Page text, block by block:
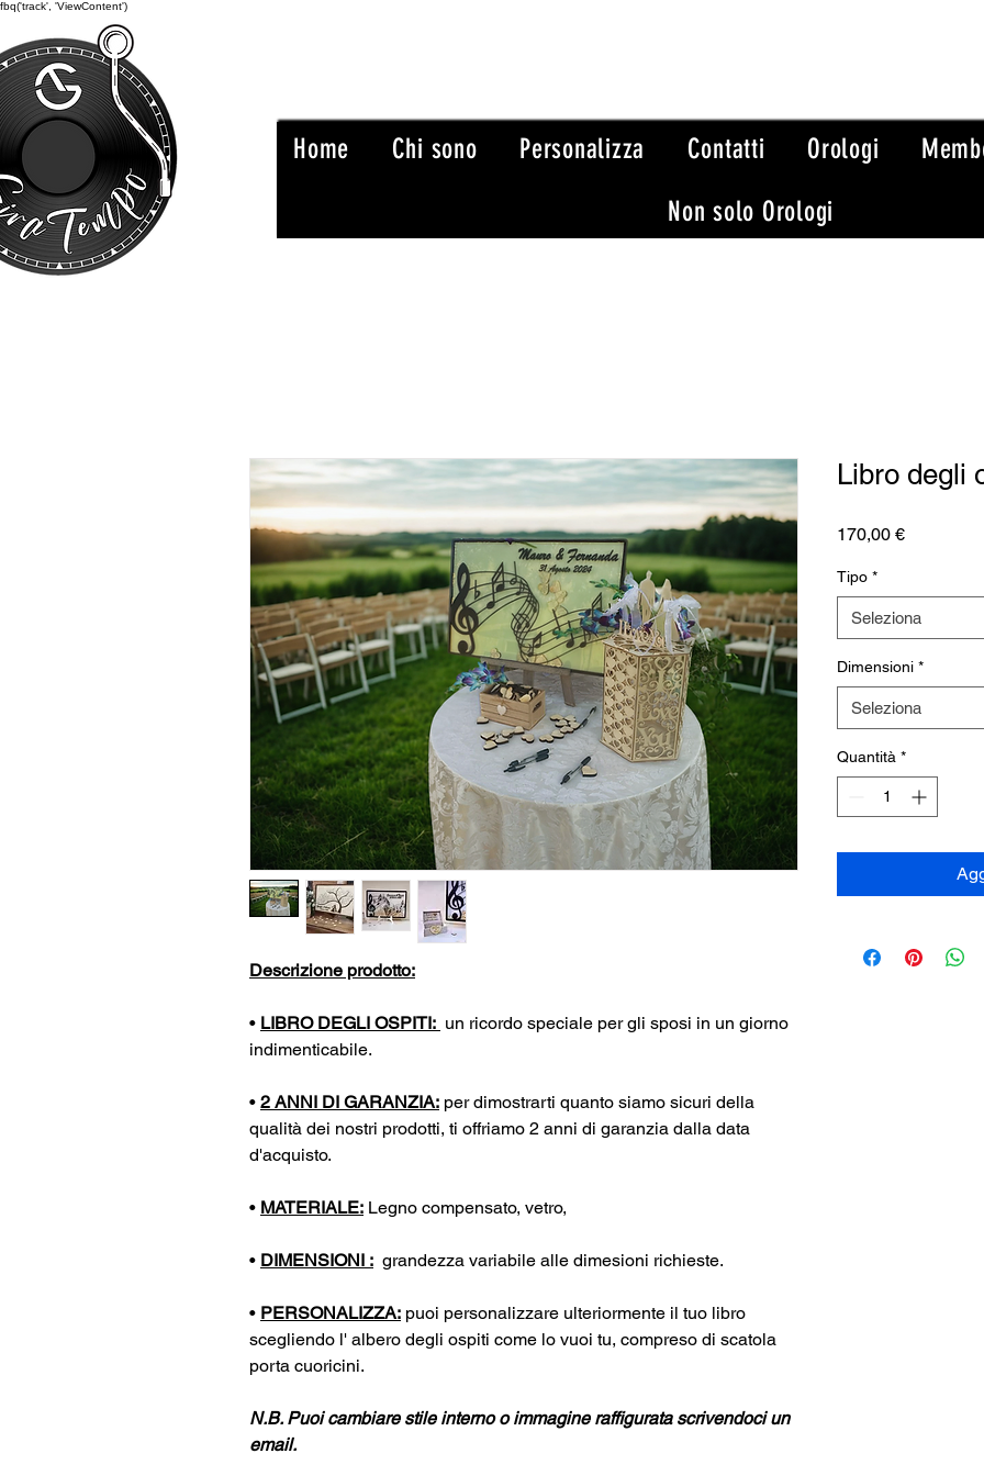
fbq('track', 'ViewContent')
Home Chi sono Personalizza Contatti Orologi
Non solo Orologi
Descrizione prodotto:
• LIBRO DEGLI OSPITI: un ricordo speciale per gli sposi in un giorno
indimenticabile.
• 2 ANNI DI GARANZIA: per dimostrarti quanto siamo sicuri della
qualità dei nostri prodotti, ti offriamo 2 anni di garanzia dalla data
d'acquisto.
• MATERIALE: Legno compensato, vetro,
• DIMENSIONI : grandezza variabile alle dimesioni richieste.
• PERSONALIZZA: puoi personalizzare ulteriormente il tuo libro
scegliendo l' albero degli ospiti come lo vuoi tu, compreso di scatola
porta cuoricini.
N.B. Puoi cambiare stile interno o immagine raffigurata scrivendoci un
email.
Libro degli
170,00 €Prezzo
Tipo *
Seleziona
Dimensioni *
Seleziona
Quantità *